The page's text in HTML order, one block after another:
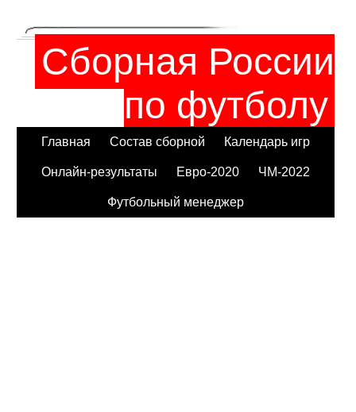
Сборная России
по футболу
Главная Состав сборной Календарь игр
Онлайн-результаты Евро-2020 ЧМ-2022
Футбольный менеджер